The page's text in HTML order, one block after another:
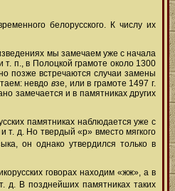
белорусского. К числу их
мы замечаем уже с начала
т. п., в Полоцкой грамоте около 1300
позже встречаются случаи замены
невдо взе, или в грамоте 1497 г.
замечается и в памятниках других
памятниках наблюдается уже с
т. д. Но твердый «р» вместо мягкого
он однако утвердился только в
говорах находим «жж», а в
д. В позднейших памятниках таких